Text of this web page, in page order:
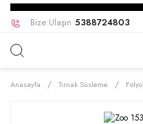
Bize Ulaşın 5388724803
Anasayfa Tırnak Süsleme Folyo